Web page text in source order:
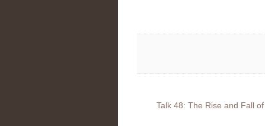
Talk 48: The Rise and Fall